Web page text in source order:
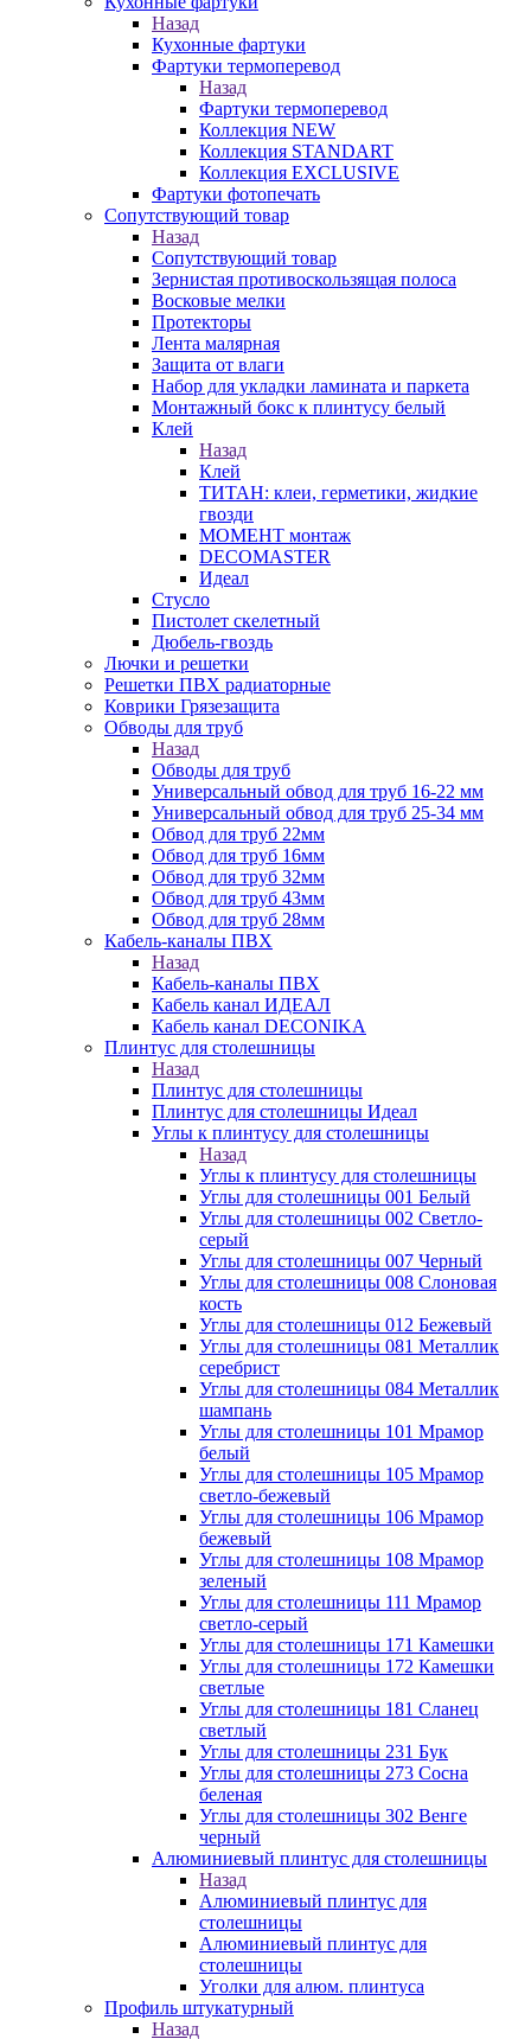
Назад
Кухонные фартуки
Фартуки термоперевод
Назад
Фартуки термоперевод
Коллекция NEW
Коллекция STANDART
Коллекция EXCLUSIVE
Фартуки фотопечать
Сопутствующий товар
Назад
Сопутствующий товар
Зернистая противоскользящая полоса
Восковые мелки
Протекторы
Лента малярная
Защита от влаги
Набор для укладки ламината и паркета
Монтажный бокс к плинтусу белый
Клей
Назад
Клей
ТИТАН: клеи, герметики, жидкие
гвозди
МОМЕНТ монтаж
DECOMASTER
Идеал
Стусло
Пистолет скелетный
Дюбель-гвоздь
Лючки и решетки
Решетки ПВХ радиаторные
Коврики Грязезащита
Обводы для труб
Назад
Обводы для труб
Универсальный обвод для труб 16-22 мм
Универсальный обвод для труб 25-34 мм
Обвод для труб 22мм
Обвод для труб 16мм
Обвод для труб 32мм
Обвод для труб 43мм
Обвод для труб 28мм
Кабель-каналы ПВХ
Назад
Кабель-каналы ПВХ
Кабель канал ИДЕАЛ
Кабель канал DECONIKA
Плинтус для столешницы
Назад
Плинтус для столешницы
Плинтус для столешницы Идеал
Углы к плинтусу для столешницы
Назад
Углы к плинтусу для столешницы
Углы для столешницы 001 Белый
Углы для столешницы 002 Светло-
серый
Углы для столешницы 007 Черный
Углы для столешницы 008 Слоновая
кость
Углы для столешницы 012 Бежевый
Углы для столешницы 081 Металлик
серебрист
Углы для столешницы 084 Металлик
шампань
Углы для столешницы 101 Мрамор
белый
Углы для столешницы 105 Мрамор
светло-бежевый
Углы для столешницы 106 Мрамор
бежевый
Углы для столешницы 108 Мрамор
зеленый
Углы для столешницы 111 Мрамор
светло-серый
Углы для столешницы 171 Камешки
Углы для столешницы 172 Камешки
светлые
Углы для столешницы 181 Сланец
светлый
Углы для столешницы 231 Бук
Углы для столешницы 273 Сосна
беленая
Углы для столешницы 302 Венге
черный
Алюминиевый плинтус для столешницы
Назад
Алюминиевый плинтус для
столешницы
Алюминиевый плинтус для
столешницы
Уголки для алюм. плинтуса
Профиль штукатурный
Назад